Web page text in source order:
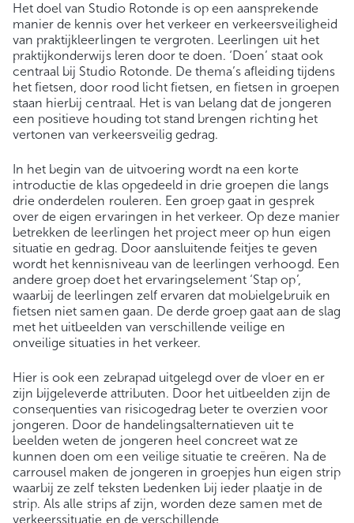
Het doel van Studio Rotonde is op een aansprekende
manier de kennis over het verkeer en verkeersveiligheid
van praktijkleerlingen te vergroten. Leerlingen uit het
praktijkonderwijs leren door te doen. ‘Doen’ staat ook
centraal bij Studio Rotonde. De thema’s afleiding tijdens
het fietsen, door rood licht fietsen, en fietsen in groepen
staan hierbij centraal. Het is van belang dat de jongeren
een positieve houding tot stand brengen richting het
vertonen van verkeersveilig gedrag.
In het begin van de uitvoering wordt na een korte
introductie de klas opgedeeld in drie groepen die langs
drie onderdelen rouleren. Een groep gaat in gesprek
over de eigen ervaringen in het verkeer. Op deze manier
betrekken de leerlingen het project meer op hun eigen
situatie en gedrag. Door aansluitende feitjes te geven
wordt het kennisniveau van de leerlingen verhoogd. Een
andere groep doet het ervaringselement ‘Stap op’,
waarbij de leerlingen zelf ervaren dat mobielgebruik en
fietsen niet samen gaan. De derde groep gaat aan de slag
met het uitbeelden van verschillende veilige en
onveilige situaties in het verkeer.
Hier is ook een zebrapad uitgelegd over de vloer en er
zijn bijgeleverde attributen. Door het uitbeelden zijn de
consequenties van risicogedrag beter te overzien voor
jongeren. Door de handelingsalternatieven uit te
beelden weten de jongeren heel concreet wat ze
kunnen doen om een veilige situatie te creëren. Na de
carrousel maken de jongeren in groepjes hun eigen strip
waarbij ze zelf teksten bedenken bij ieder plaatje in de
strip. Als alle strips af zijn, worden deze samen met de
verkeerssituatie en de verschillende